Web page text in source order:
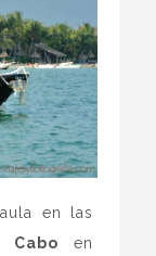
en las
Cabo en